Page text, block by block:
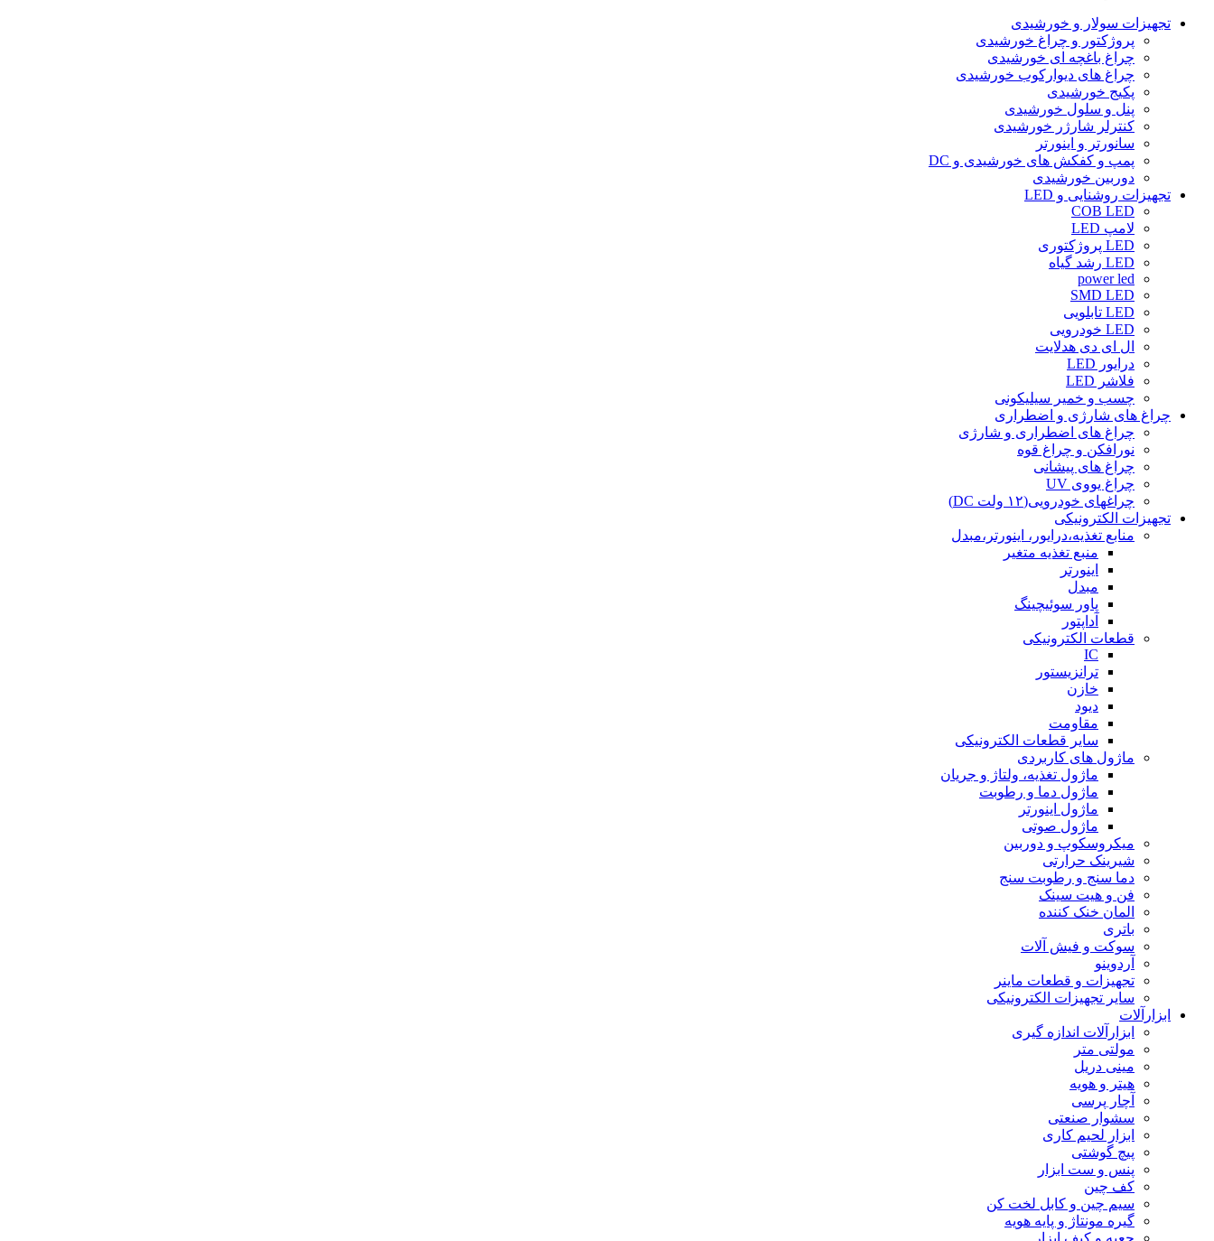
تجهیزات سولار و خورشیدی
پروژکتور و چراغ خورشیدی
چراغ باغچه ای خورشیدی
چراغ های دیوارکوب خورشیدی
پکیج خورشیدی
پنل و سلول خورشیدی
کنترلر شارژر خورشیدی
سانورتر و اینورتر
پمپ و کفکش های خورشیدی و DC
دوربین خورشیدی
تجهیزات روشنایی و LED
COB LED
لامپ LED
LED پروژکتوری
LED رشد گیاه
power led
SMD LED
LED تابلویی
LED خودرویی
ال ای دی هدلایت
درایور LED
فلاشر LED
چسب و خمیر سیلیکونی
چراغ های شارژی و اضطراری
چراغ های اضطراری و شارژی
نورافکن و چراغ قوه
چراغ های پیشانی
چراغ یووی UV
چراغهای خودرویی(۱۲ ولت DC)
تجهیزات الکترونیکی
منابع تغذیه،درایور، اینورتر،مبدل
منبع تغذیه متغیر
اینورتر
مبدل
پاور سوئیچینگ
آداپتور
قطعات الکترونیکی
IC
ترانزیستور
خازن
دیود
مقاومت
سایر قطعات الکترونیکی
ماژول های کاربردی
ماژول تغذیه، ولتاژ و جریان
ماژول دما و رطوبت
ماژول اینورتر
ماژول صوتی
میکروسکوپ و دوربین
شیرینک حرارتی
دما سنج و رطوبت سنج
فن و هیت سینک
المان خنک کننده
باتری
سوکت و فیش آلات
آردوینو
تجهیزات و قطعات ماینر
سایر تجهیزات الکترونیکی
ابزارآلات
ابزارآلات اندازه گیری
مولتی متر
مینی دریل
هیتر و هویه
آچار پرسی
سشوار صنعتی
ابزار لحیم کاری
پیچ گوشتی
پنس و ست ابزار
کف چین
سیم چین و کابل لخت کن
گیره مونتاژ و پایه هویه
جعبه و کیف ابزار